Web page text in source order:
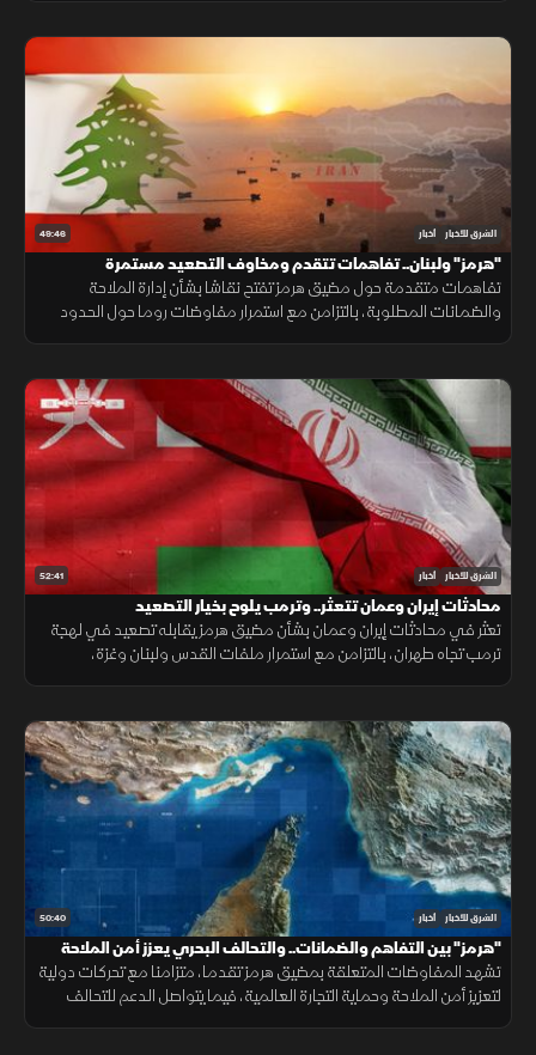
49:46 الشرق للأخبار أخبار
"هرمز" ولبنان.. تفاهمات تتقدم ومخاوف التصعيد مستمرة
تفاهمات متقدمة حول مضيق هرمز تفتح نقاشا بشأن إدارة الملاحة
والضمانات المطلوبة، بالتزامن مع استمرار مفاوضات روما حول الحدود
52:41 الشرق للأخبار أخبار
محادثات إيران وعمان تتعثر.. وترمب يلوح بخيار التصعيد
تعثر في محادثات إيران وعمان بشأن مضيق هرمز يقابله تصعيد في لهجة
ترمب تجاه طهران، بالتزامن مع استمرار ملفات القدس ولبنان وغزة،
50:40 الشرق للأخبار أخبار
"هرمز" بين التفاهم والضمانات.. والتحالف البحري يعزز أمن الملاحة
تشهد المفاوضات المتعلقة بمضيق هرمز تقدما، متزامنا مع تحركات دولية
لتعزيز أمن الملاحة وحماية التجارة العالمية، فيما يتواصل الدعم للتحالف